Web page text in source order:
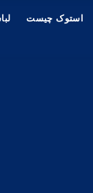
استوک چیست